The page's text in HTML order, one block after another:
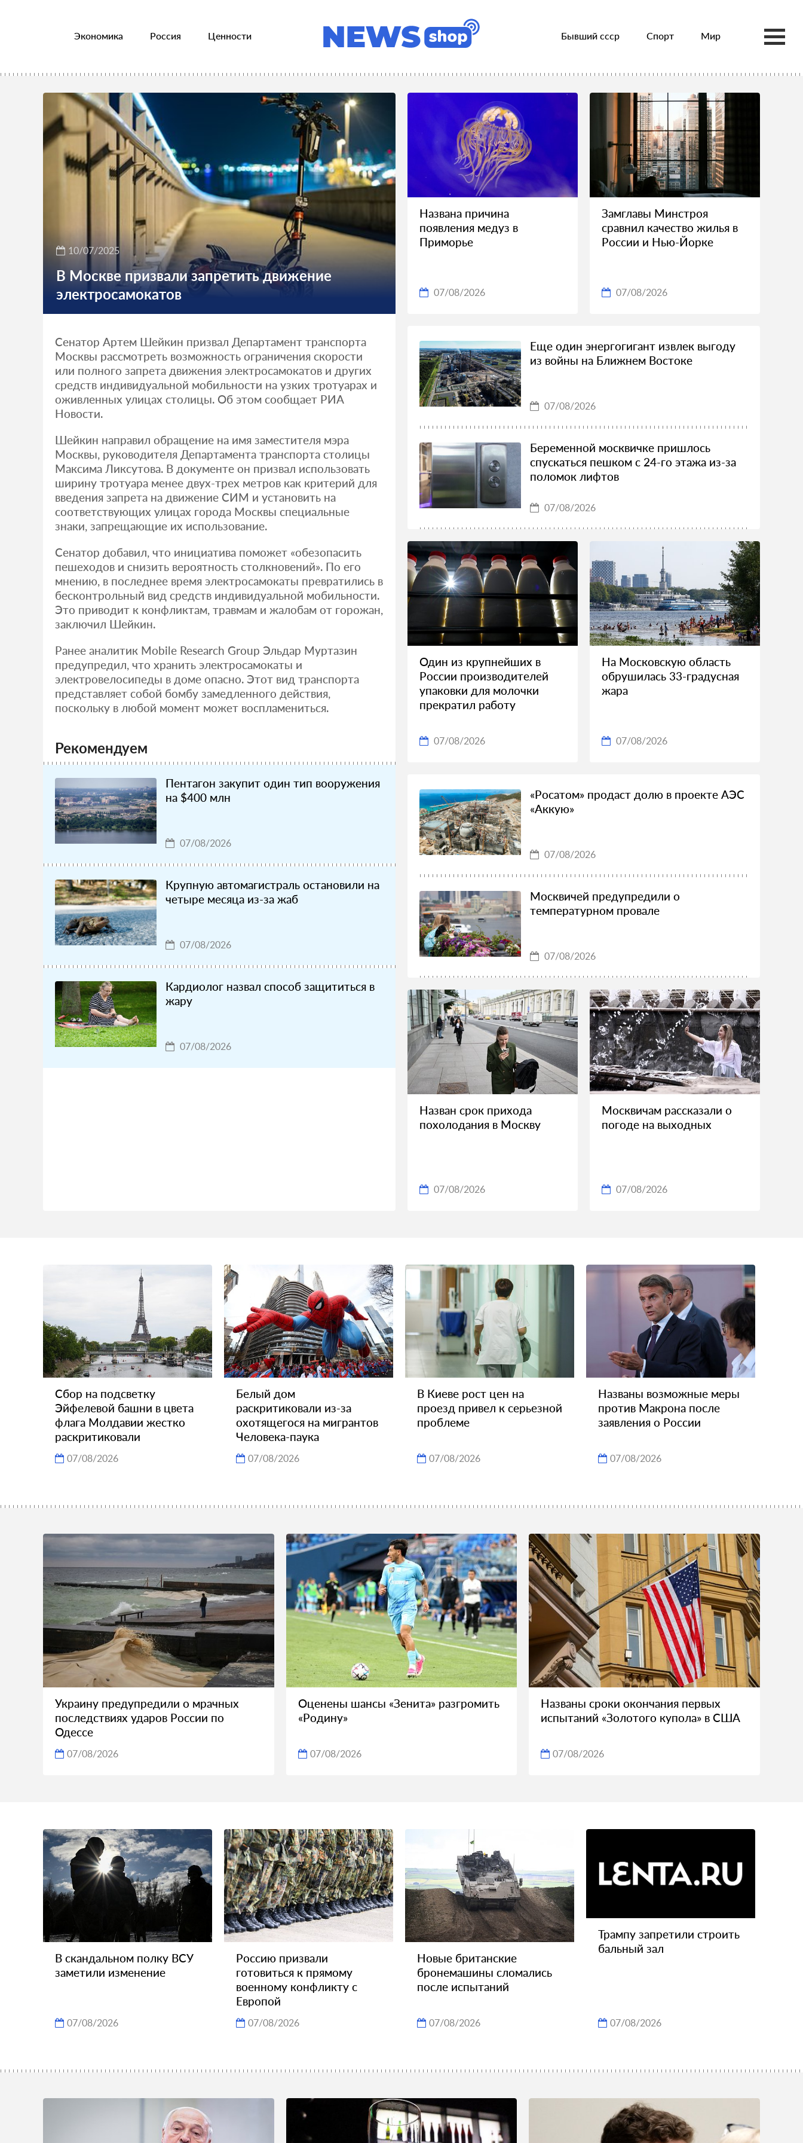
Экономика Россия Ценности Бывший ссср Спорт Мир
10/07/2025
В Москве призвали запретить движение
электросамокатов
Сенатор Артем Шейкин призвал Департамент транспорта
Москвы рассмотреть возможность ограничения скорости
или полного запрета движения электросамокатов и других
средств индивидуальной мобильности на узких тротуарах и
оживленных улицах столицы. Об этом сообщает РИА
Новости.
Шейкин направил обращение на имя заместителя мэра
Москвы, руководителя Департамента транспорта столицы
Максима Ликсутова. В документе он призвал использовать
ширину тротуара менее двух-трех метров как критерий для
введения запрета на движение СИМ и установить на
соответствующих улицах города Москвы специальные
знаки, запрещающие их использование.
Сенатор добавил, что инициатива поможет «обезопасить
пешеходов и снизить вероятность столкновений». По его
мнению, в последнее время электросамокаты превратились в
бесконтрольный вид средств индивидуальной мобильности.
Это приводит к конфликтам, травмам и жалобам от горожан,
заключил Шейкин.
Ранее аналитик Mobile Research Group Эльдар Муртазин
предупредил, что хранить электросамокаты и
электровелосипеды в доме опасно. Этот вид транспорта
представляет собой бомбу замедленного действия,
поскольку в любой момент может воспламениться.
Рекомендуем
Пентагон закупит один тип вооружения
на $400 млн
07/08/2026
Крупную автомагистраль остановили на
четыре месяца из-за жаб
07/08/2026
Кардиолог назвал способ защититься в
жару
07/08/2026
Названа причина
появления медуз в
Приморье
07/08/2026
Замглавы Минстроя
сравнил качество жилья в
России и Нью-Йорке
07/08/2026
Еще один энергогигант извлек выгоду
из войны на Ближнем Востоке
07/08/2026
Беременной москвичке пришлось
спускаться пешком с 24-го этажа из-за
поломок лифтов
07/08/2026
Один из крупнейших в
России производителей
упаковки для молочки
прекратил работу
07/08/2026
На Московскую область
обрушилась 33-градусная
жара
07/08/2026
«Росатом» продаст долю в проекте АЭС
«Аккую»
07/08/2026
Москвичей предупредили о
температурном провале
07/08/2026
Назван срок прихода
похолодания в Москву
07/08/2026
Москвичам рассказали о
погоде на выходных
07/08/2026
Сбор на подсветку
Эйфелевой башни в цвета
флага Молдавии жестко
раскритиковали
07/08/2026
Белый дом
раскритиковали из-за
охотящегося на мигрантов
Человека-паука
07/08/2026
В Киеве рост цен на
проезд привел к серьезной
проблеме
07/08/2026
Названы возможные меры
против Макрона после
заявления о России
07/08/2026
Украину предупредили о мрачных
последствиях ударов России по
Одессе
07/08/2026
Оценены шансы «Зенита» разгромить
«Родину»
07/08/2026
Названы сроки окончания первых
испытаний «Золотого купола» в США
07/08/2026
В скандальном полку ВСУ
заметили изменение
07/08/2026
Россию призвали
готовиться к прямому
военному конфликту с
Европой
07/08/2026
Новые британские
бронемашины сломались
после испытаний
07/08/2026
Трампу запретили строить
бальный зал
07/08/2026